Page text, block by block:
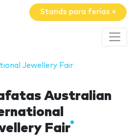
Stands para ferias »
Jewellery Fair
Australian
Fair